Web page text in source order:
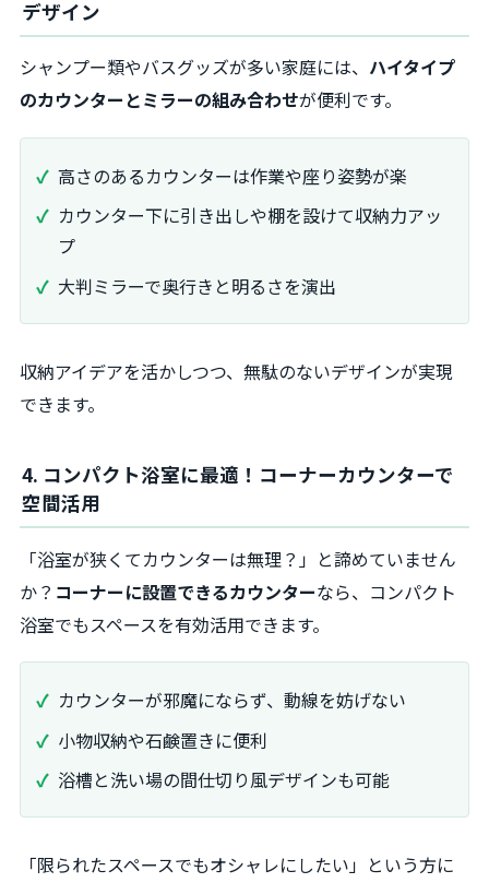
デザイン
シャンプー類やバスグッズが多い家庭には、 ハイタイプ
のカウンターとミラーの組み合わせが便利です。
高さのあるカウンターは作業や座り姿勢が楽
カウンター下に引き出しや棚を設けて収納力アッ
プ
大判ミラーで奥行きと明るさを演出
収納アイデアを活かしつつ、無駄のないデザインが実現
できます。
4. コンパクト浴室に最適！コーナーカウンターで
空間活用
「浴室が狭くてカウンターは無理？」と諦めていません
か？ コーナーに設置できるカウンターなら、コンパクト
浴室でもスペースを有効活用できます。
カウンターが邪魔にならず、動線を妨げない
小物収納や石鹸置きに便利
浴槽と洗い場の間仕切り風デザインも可能
「限られたスペースでもオシャレにしたい」という方に